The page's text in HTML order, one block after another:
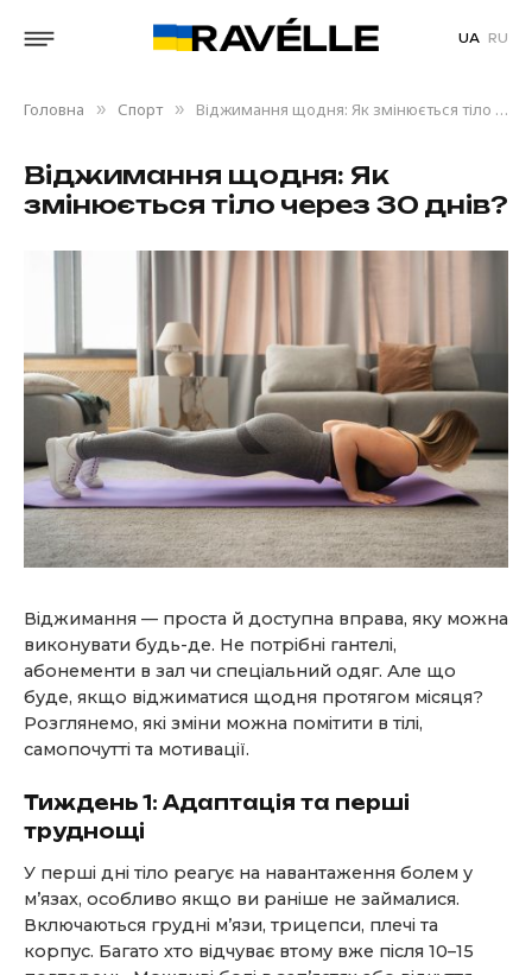
UA RU
Головна » Спорт » Віджимання щодня: Як змінюється тіло через 30 днів?
Віджимання щодня: Як
змінюється тіло через 30 днів?
Віджимання — проста й доступна вправа, яку можна
виконувати будь-де. Не потрібні гантелі,
абонементи в зал чи спеціальний одяг. Але що
буде, якщо віджиматися щодня протягом місяця?
Розглянемо, які зміни можна помітити в тілі,
самопочутті та мотивації.
Тиждень 1: Адаптація та перші
труднощі
У перші дні тіло реагує на навантаження болем у
м’язах, особливо якщо ви раніше не займалися.
Включаються грудні м’язи, трицепси, плечі та
корпус. Багато хто відчуває втому вже після 10–15